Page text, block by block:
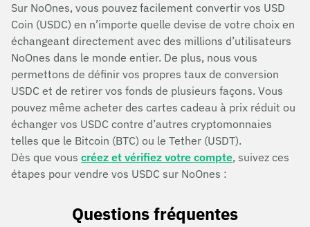
Sur NoOnes, vous pouvez facilement convertir vos USD
Coin (USDC) en n’importe quelle devise de votre choix en
échangeant directement avec des millions d’utilisateurs
NoOnes dans le monde entier. De plus, nous vous
permettons de définir vos propres taux de conversion
USDC et de retirer vos fonds de plusieurs façons. Vous
pouvez même acheter des cartes cadeau à prix réduit ou
échanger vos USDC contre d’autres cryptomonnaies
telles que le Bitcoin (BTC) ou le Tether (USDT).
Dès que vous créez et vérifiez votre compte, suivez ces
étapes pour vendre vos USDC sur NoOnes :
Questions fréquentes